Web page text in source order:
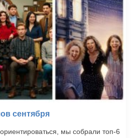
сентября
мы собрали топ-6